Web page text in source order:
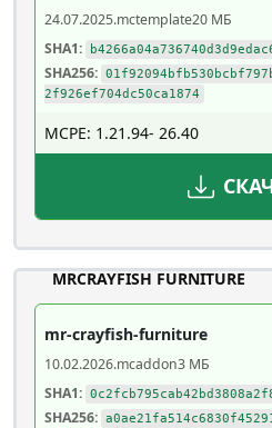
24.07.2025.mctemplate20 МБ
SHA1:
SHA256:
2f926ef704dc50ca1874
MCPE: 1.21.94- 26.40
MRCRAYFISH FURNITURE
mr-crayfish-furniture
10.02.2026.mcaddon3 МБ
SHA1:
SHA256: